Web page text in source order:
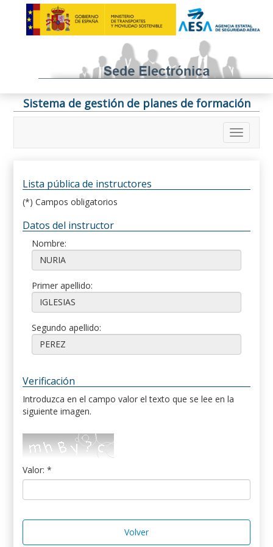
Sistema de gestión de planes de formación
Lista pública de instructores
(*) Campos obligatorios
Datos del instructor
Nombre:
Primer apellido:
Segundo apellido:
Verificación
Introduzca en el campo valor el texto que se lee en la
siguiente imagen.
Valor: *
Volver